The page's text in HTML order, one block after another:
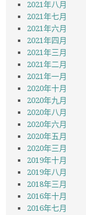
2021年八月
2021年七月
2021年六月
2021年四月
2021年三月
2021年二月
2021年一月
2020年十月
2020年九月
2020年八月
2020年六月
2020年五月
2020年三月
2019年十月
2019年八月
2018年三月
2016年十月
2016年七月